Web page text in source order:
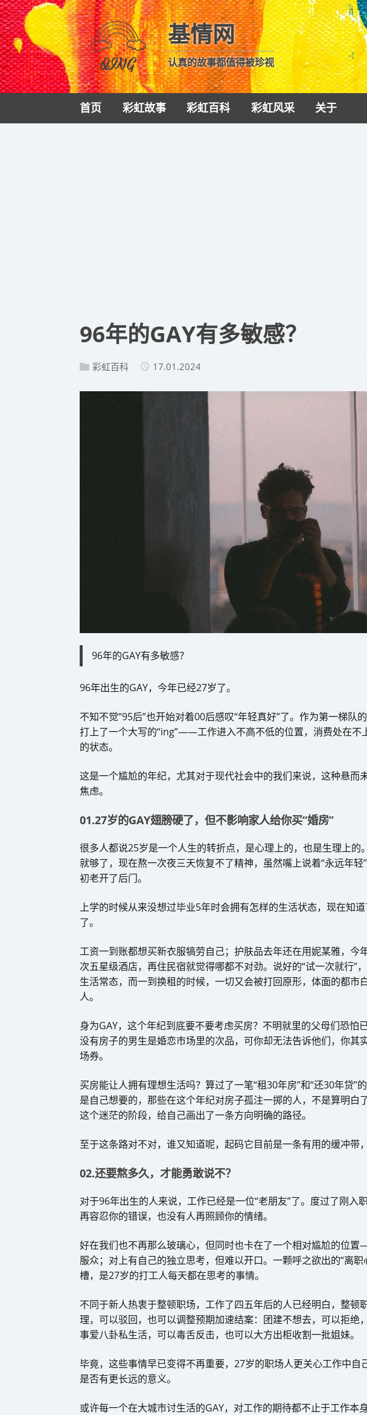
基情网
认真的故事都值得被珍视
首页 彩虹故事 彩虹百科 彩虹风采 关于
​96年的GAY有多敏感？
彩虹百科 17.01.2024
96年的GAY有多敏感？
96年出生的GAY，今年已经27岁了。
不知不觉“95后”也开始对着00后感叹“年轻真好”了。作为第一梯队
打上了一个大写的“ing”——工作进入不高不低的位置，消费处在不
的状态。
这是一个尴尬的年纪，尤其对于现代社会中的我们来说，这种悬而
焦虑。
01.27岁的GAY翅膀硬了，但不影响家人给你买“婚房”
很多人都说25岁是一个人生的转折点，是心理上的，也是生理上的
就够了，现在熬一次夜三天恢复不了精神，虽然嘴上说着“永远年
初老开了后门。
上学的时候从来没想过毕业5年时会拥有怎样的生活状态，现在知
了。
工资一到账都想买新衣服犒劳自己；护肤品去年还在用妮某雅，今
次五星级酒店，再住民宿就觉得哪都不对劲。说好的“试一次就行”
生活常态，而一到换租的时候，一切又会被打回原形，体面的都市
人。
身为GAY，这个年纪到底要不要考虑买房？不明就里的父母们恐怕
没有房子的男生是婚恋市场里的次品，可你却无法告诉他们，你其
场券。
买房能让人拥有理想生活吗？算过了一笔“租30年房”和“还30年贷”
是自己想要的，那些在这个年纪对房子孤注一掷的人，不是算明白
这个迷茫的阶段，给自己画出了一条方向明确的路径。
至于这条路对不对，谁又知道呢，起码它目前是一条有用的缓冲带
02.还要熬多久，才能勇敢说不？
对于96年出生的人来说，工作已经是一位“老朋友”了。度过了刚入
再容忍你的错误，也没有人再照顾你的情绪。
好在我们也不再那么玻璃心，但同时也卡在了一个相对尴尬的位
服众；对上有自己的独立思考，但难以开口。一颗呼之欲出的“离
槽，是27岁的打工人每天都在思考的事情。
不同于新人热衷于整顿职场，工作了四五年后的人已经明白，整
理，可以驳回，也可以调整预期加速结案：团建不想去，可以拒绝
事爱八卦私生活，可以毒舌反击，也可以大方出柜收割一批姐妹。
毕竟，这些事情早已变得不再重要，27岁的职场人更关心工作中自
是否有更长远的意义。
或许每一个在大城市讨生活的GAY，对工作的期待都不止于工作本